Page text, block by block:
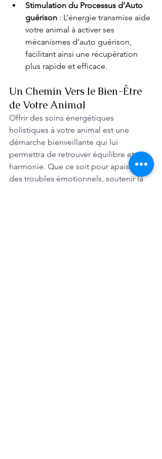
Stimulation du Processus d’Auto
guérison : L’énergie transmise aide
votre animal à activer ses
mécanismes d’auto guérison,
facilitant ainsi une récupération
plus rapide et efficace.
Un Chemin Vers le Bien-Être
de Votre Animal
Offrir des soins énergétiques
holistiques à votre animal est une
démarche bienveillante qui lui
permettra de retrouver équilibre et
harmonie. Que ce soit pour apaiser
des troubles émotionnels, soutenir la